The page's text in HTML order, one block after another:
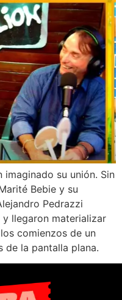
imaginado su unión. Sin
Bebie y su
Pedrazzi
llegaron materializar
comienzos de un
de la pantalla plana.